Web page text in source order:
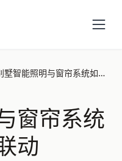
别墅智能照明与窗帘系统如何实现场景联动
窗帘系统
动